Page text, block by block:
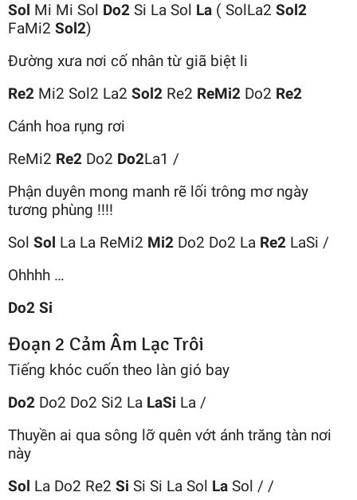
Sol Mi Mi Sol Do2 Si La Sol La ( SolLa2 Sol2
FaMi2 Sol2)
Đường xưa nơi cố nhân từ giã biệt li
Re2 Mi2 Sol2 La2 Sol2 Re2 ReMi2 Do2 Re2
Cánh hoa rụng rơi
ReMi2 Re2 Do2 Do2La1 /
Phận duyên mong manh rẽ lối trông mơ ngày
tương phùng !!!!
Sol Sol La La ReMi2 Mi2 Do2 Do2 La Re2 LaSi /
Ohhhh …
Do2 Si
Đoạn 2 Cảm Âm Lạc Trôi
Tiếng khóc cuốn theo làn gió bay
Do2 Do2 Do2 Si2 La LaSi La /
Thuyền ai qua sông lỡ quên vớt ánh trăng tàn nơi
này
Sol La Do2 Re2 Si Si Si La Sol La Sol / /